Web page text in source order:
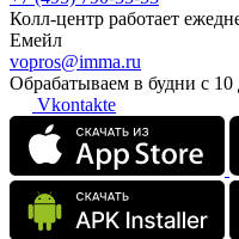
Колл-центр работает
Емейл
vopros@imma.ru
Обрабатываем в будни с 10
Vkontakte